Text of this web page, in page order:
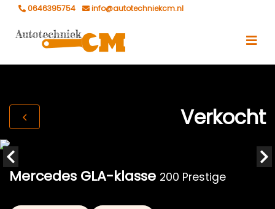
0646395754 info@autotechniekcm.nl
Verkocht
Mercedes GLA-klasse 200 Prestige